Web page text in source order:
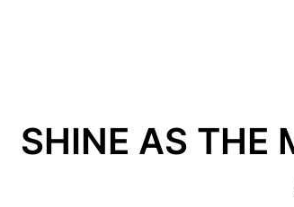
SHINE AS THE